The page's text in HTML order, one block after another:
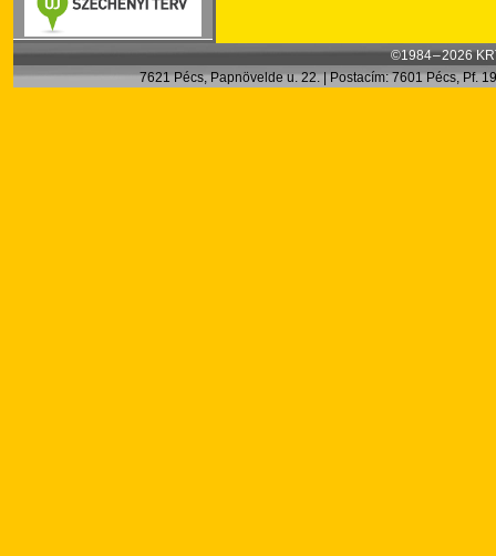
©1984 – 2026
7621 Pécs, Papnövelde u. 22. | Postacím: 7601 Pécs, Pf.